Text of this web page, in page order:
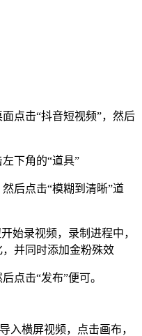
点击“抖音短视频”，然后
下角的“道具”
后点击“模糊到清晰”道
始录视频，录制进程中，
并同时添加金粉殊效
点击“发布”便可。
入横屏视频，点击画布，